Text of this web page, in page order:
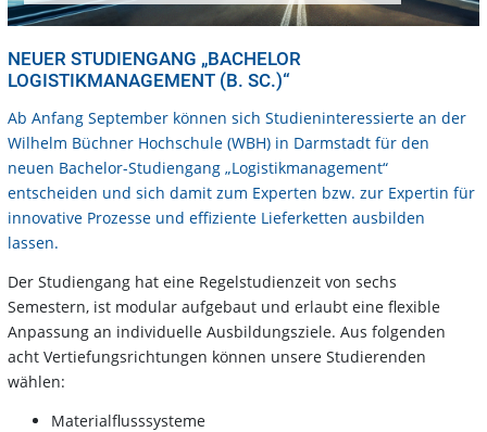
NEUER STUDIENGANG „BACHELOR
LOGISTIKMANAGEMENT (B. SC.)“
Ab Anfang September können sich Studieninteressierte an der
Wilhelm Büchner Hochschule (WBH) in Darmstadt für den
neuen Bachelor-Studiengang „Logistikmanagement“
entscheiden und sich damit zum Experten bzw. zur Expertin für
innovative Prozesse und effiziente Lieferketten ausbilden
lassen.
Der Studiengang hat eine Regelstudienzeit von sechs
Semestern, ist modular aufgebaut und erlaubt eine flexible
Anpassung an individuelle Ausbildungsziele. Aus folgenden
acht Vertiefungsrichtungen können unsere Studierenden
wählen:
Materialflusssysteme